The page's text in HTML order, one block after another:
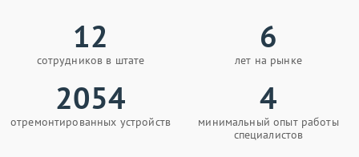
12
сотрудников в штате
6
лет на рынке
2054
отремонтированных устройств
4
минимальный опыт работы
специалистов